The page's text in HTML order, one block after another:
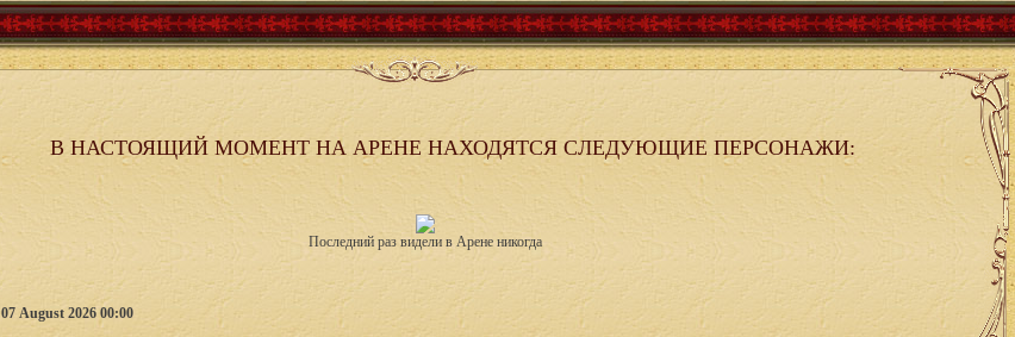
В НАСТОЯЩИЙ МОМЕНТ НА АРЕНЕ НАХОДЯТСЯ СЛЕДУЮЩИЕ ПЕРСОНАЖИ:
Последний раз видели в Арене никогда
07 August 2026 00:00